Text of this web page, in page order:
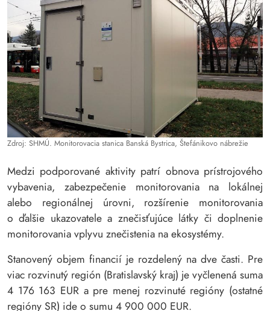
Zdroj: SHMÚ. Monitorovacia stanica Banská Bystrica, Štefánikovo nábrežie
Medzi podporované aktivity patrí obnova prístrojového
vybavenia, zabezpečenie monitorovania na lokálnej
alebo regionálnej úrovni, rozšírenie monitorovania
o ďalšie ukazovatele a znečisťujúce látky či doplnenie
monitorovania vplyvu znečistenia na ekosystémy.
Stanovený objem financií je rozdelený na dve časti. Pre
viac rozvinutý región (Bratislavský kraj) je vyčlenená suma
4 176 163 EUR a pre menej rozvinuté regióny (ostatné
regióny SR) ide o sumu 4 900 000 EUR.